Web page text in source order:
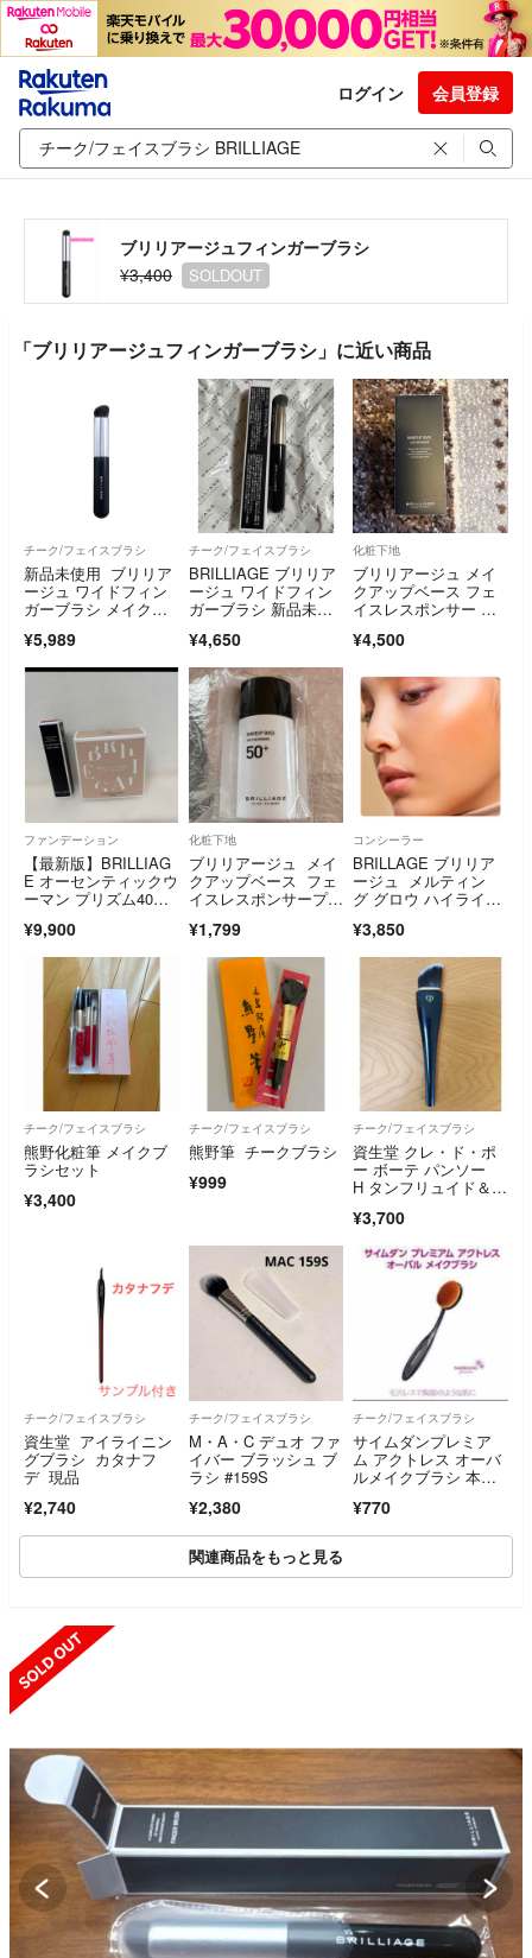
ログイン 会員登録
ブリリアージュフィンガーブラシ
¥3,400
SOLDOUT
「ブリリアージュフィンガーブラシ」に近い商品
チーク/フェイスブラシ
新品未使用 ブリリア
ージュ ワイドフィン
ガーブラシ メイクブ
¥5,989
チーク/フェイスブラシ
BRILLIAGE ブリリア
ージュ ワイドフィン
ガーブラシ 新品未使
¥4,650
化粧下地
ブリリアージュ メイ
クアップベース フェ
イスレスポンサー プ
¥4,500
ファンデーション
【最新版】BRILLIAG
E オーセンティックウ
ーマン プリズム40＆
¥9,900
化粧下地
ブリリアージュ メイ
クアップベース フェ
イスレスポンサープラ
¥1,799
コンシーラー
BRILLAGE ブリリア
ージュ メルティン
グ グロウ ハイライタ
¥3,850
チーク/フェイスブラシ
熊野化粧筆 メイクブ
ラシセット
¥3,400
チーク/フェイスブラシ
熊野筆 チークブラシ
¥999
チーク/フェイスブラシ
資生堂 クレ・ド・ポ
ー ボーテ パンソー
H タンフリュイド＆ク
¥3,700
チーク/フェイスブラシ
資生堂 アイライニン
グブラシ カタナフ
デ 現品
¥2,740
チーク/フェイスブラシ
M・A・C デュオ ファ
イバー ブラッシュ ブ
ラシ #159S
¥2,380
チーク/フェイスブラシ
サイムダンプレミア
ム アクトレス オーバ
ルメイクブラシ 本
¥770
関連商品をもっと見る